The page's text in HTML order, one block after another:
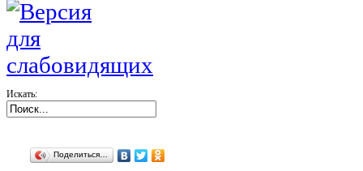
Искать:
Поделиться…